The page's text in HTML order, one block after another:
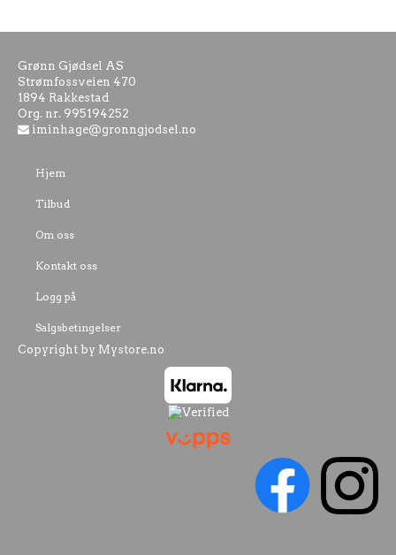
Grønn Gjødsel AS
Strømfossveien 470
1894 Rakkestad
Org. nr. 995194252
iminhage@gronngjodsel.no
Hjem
Tilbud
Om oss
Kontakt oss
Logg på
Salgsbetingelser
Copyright by Mystore.no